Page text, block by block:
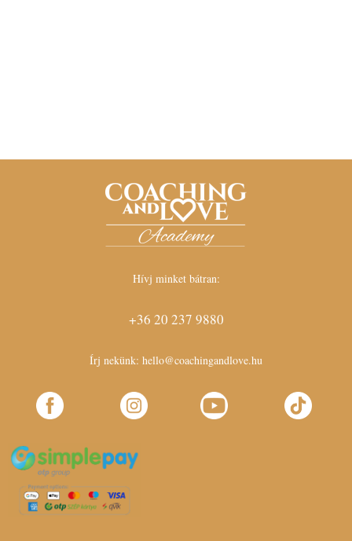
Hívj minket bátran:
+36 20 237 9880
Írj nekünk: hello@coachingandlove.hu